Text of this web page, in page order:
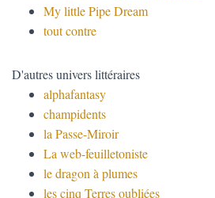
My little Pipe Dream
tout contre
D'autres univers littéraires
alphafantasy
champidents
la Passe-Miroir
La web-feuilletoniste
le dragon à plumes
les cinq Terres oubliées